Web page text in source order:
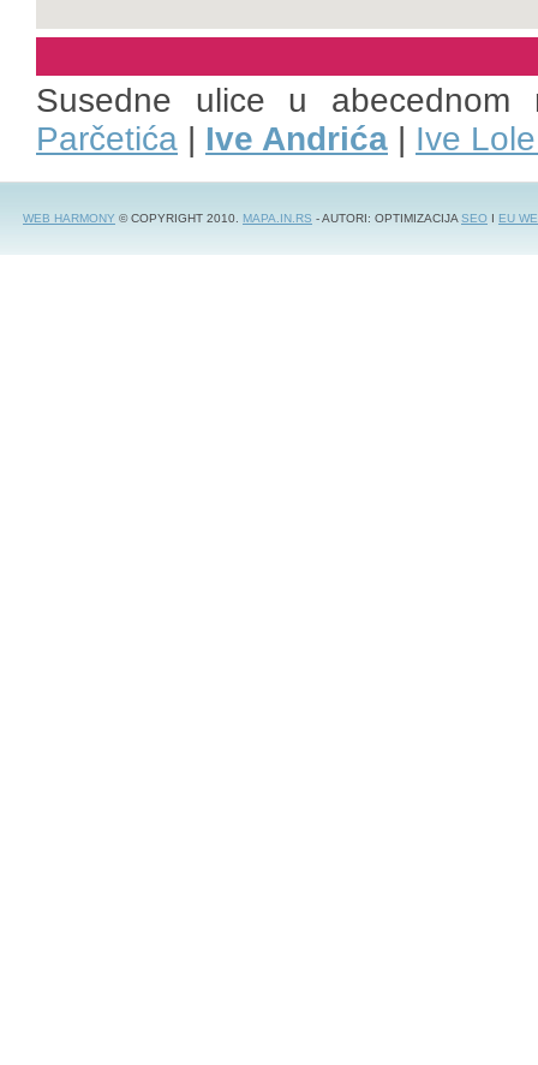
Susedne ulice u abecednom
Parčetića | Ive Andrića | Ive
WEB HARMONY © COPYRIGHT 2010. MAPA.IN.RS - AUTORI: OPTIMIZACIJASEO I EU